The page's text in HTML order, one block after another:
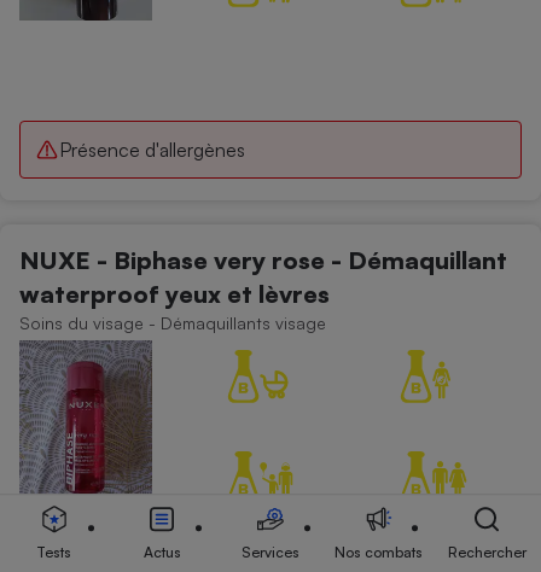
Présence d'allergènes
NUXE - Biphase very rose - Démaquillant
waterproof yeux et lèvres
Soins du visage - Démaquillants visage
Tests Actus Services Nos combats Rechercher